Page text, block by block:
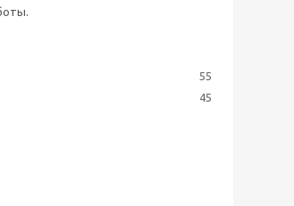
55
45